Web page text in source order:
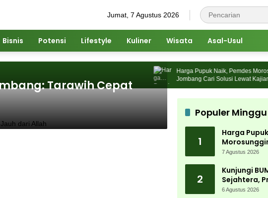
Jumat, 7 Agustus 2026
Bisnis Potensi Lifestyle Kuliner Wisata Asal-Usul
Harga Pupuk Naik, Pemdes
Jombang Cari Solusi Lewat Kajian
Tarawih Cepat
Populer
1
Harga
Cari Solusi
7 Agustus 2026
2
Kunjungi
Sejahtera,
Maliki: Kita
6 Agustus 2026